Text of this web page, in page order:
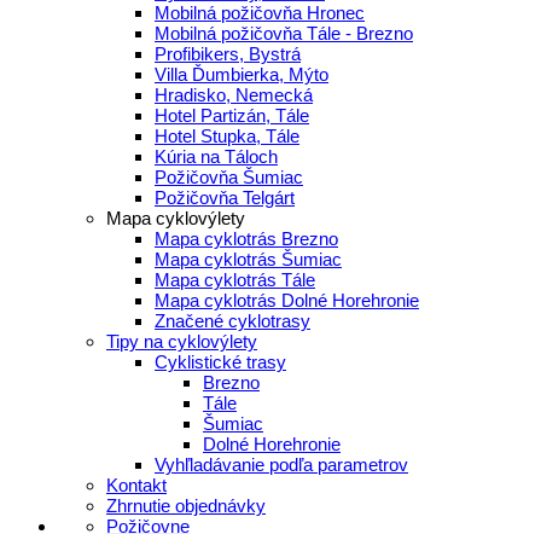
Mobilná požičovňa Hronec
Mobilná požičovňa Tále - Brezno
Profibikers, Bystrá
Villa Ďumbierka, Mýto
Hradisko, Nemecká
Hotel Partizán, Tále
Hotel Stupka, Tále
Kúria na Táloch
Požičovňa Šumiac
Požičovňa Telgárt
Mapa cyklovýlety
Mapa cyklotrás Brezno
Mapa cyklotrás Šumiac
Mapa cyklotrás Tále
Mapa cyklotrás Dolné Horehronie
Značené cyklotrasy
Tipy na cyklovýlety
Cyklistické trasy
Brezno
Tále
Šumiac
Dolné Horehronie
Vyhľladávanie podľa parametrov
Kontakt
Zhrnutie objednávky
Požičovne